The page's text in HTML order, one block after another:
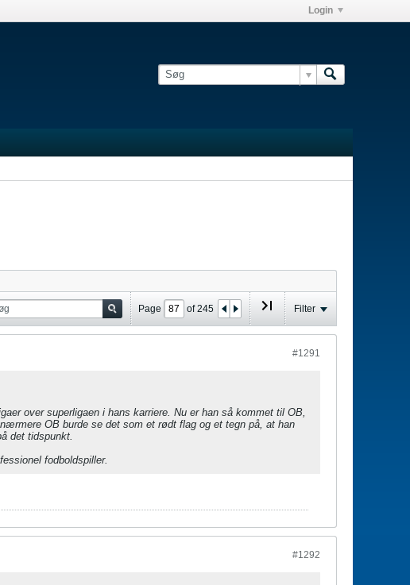
Login
Page of245 Filter
#1291
over superligaen i hans karriere. Nu er han så kommet til OB,
OB burde se det som et rødt flag og et tegn på, at han
det tidspunkt.
fodboldspiller.
#1292